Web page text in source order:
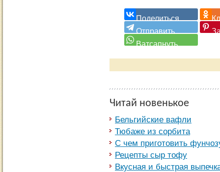
Читай новенькое
Бельгийские вафли
Тюбаже из сорбита
С чем приготовить
Рецепты сыр тофу
Вкусная и быстрая